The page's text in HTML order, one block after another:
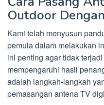
Outdoor
Kami telah menyusun
pemula dalam melakukan
ini penting agar tidak
mempengaruhi hasil
adalah langkah-langkah
pemasangan antena TV